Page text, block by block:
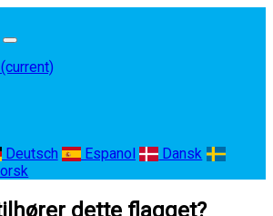
(current)
Deutsch Espanol
Dansk
dette flagget?